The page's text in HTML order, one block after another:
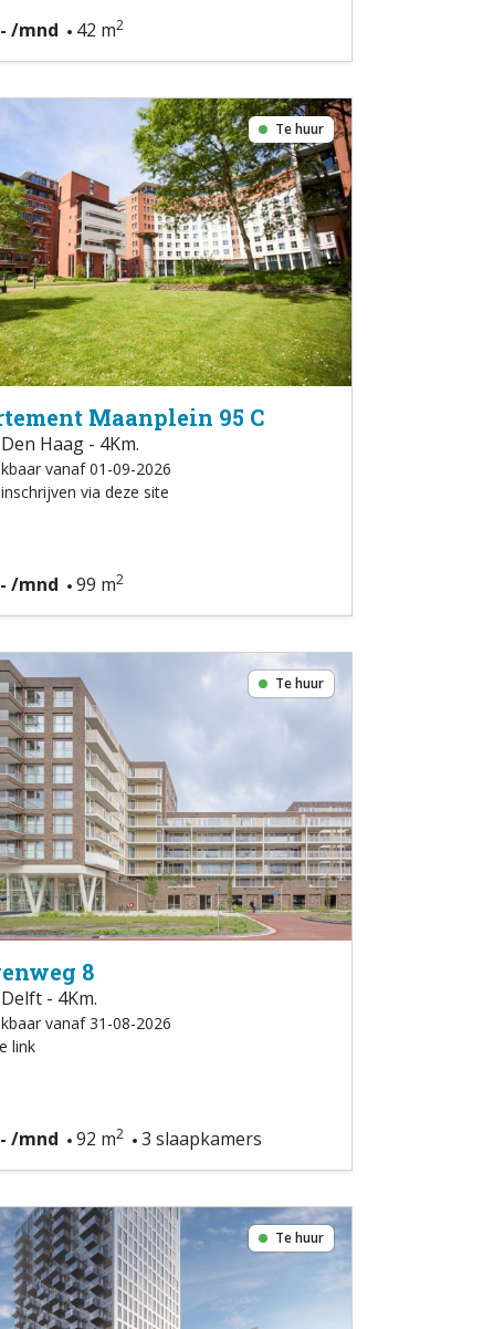
/mnd 42 m2
Te huur
Maanplein 95 C
Haag - 4Km.
vanaf 01-09-2026
via deze site
/mnd 99 m2
Te huur
8
- 4Km.
vanaf 31-08-2026
link
/mnd 92 m2 3 slaapkamers
Te huur